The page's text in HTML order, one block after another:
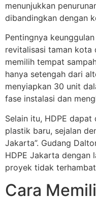
menunjukkan
dibandingkan dengan
Pentingnya
revitalisasi taman kota
memilih tempat
hanya setengah dari
menyiapkan 30 unit
fase instalasi dan
Selain itu, HDPE
plastik baru, sejalan
Jakarta”. Gudang
HDPE Jakarta dengan
proyek tidak
Cara